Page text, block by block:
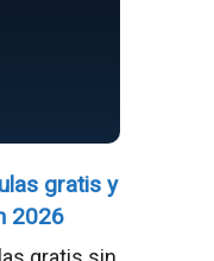
gratis y
2026